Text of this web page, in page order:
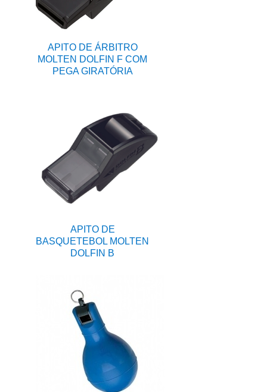
APITO DE ÁRBITRO
MOLTEN DOLFIN F COM
PEGA GIRATÓRIA
APITO DE
BASQUETEBOL MOLTEN
DOLFIN B